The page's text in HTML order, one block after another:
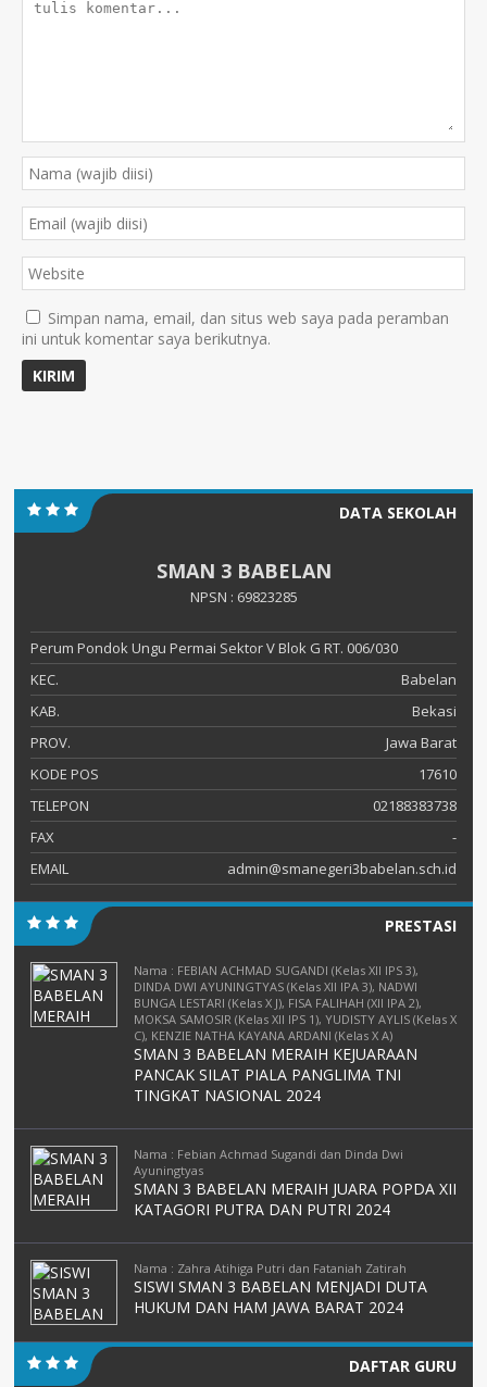
Simpan nama, email, dan situs web saya pada peramban
ini untuk komentar saya berikutnya.
DATA SEKOLAH
SMAN 3 BABELAN
NPSN : 69823285
Perum Pondok Ungu Permai Sektor V Blok G RT. 006/030
KEC.
Babelan
KAB.
Bekasi
PROV.
Jawa Barat
KODE POS
17610
TELEPON
02188383738
FAX
-
EMAIL
admin@smanegeri3babelan.sch.id
PRESTASI
Nama : FEBIAN ACHMAD SUGANDI (Kelas XII IPS 3),
DINDA DWI AYUNINGTYAS (Kelas XII IPA 3), NADWI
BUNGA LESTARI (Kelas X J), FISA FALIHAH (XII IPA 2),
MOKSA SAMOSIR (Kelas XII IPS 1), YUDISTY AYLIS (Kelas X
C), KENZIE NATHA KAYANA ARDANI (Kelas X A)
SMAN 3 BABELAN MERAIH KEJUARAAN
PANCAK SILAT PIALA PANGLIMA TNI
TINGKAT NASIONAL 2024
Nama : Febian Achmad Sugandi dan Dinda Dwi
Ayuningtyas
SMAN 3 BABELAN MERAIH JUARA POPDA XII
KATAGORI PUTRA DAN PUTRI 2024
Nama : Zahra Atihiga Putri dan Fataniah Zatirah
SISWI SMAN 3 BABELAN MENJADI DUTA
HUKUM DAN HAM JAWA BARAT 2024
DAFTAR GURU